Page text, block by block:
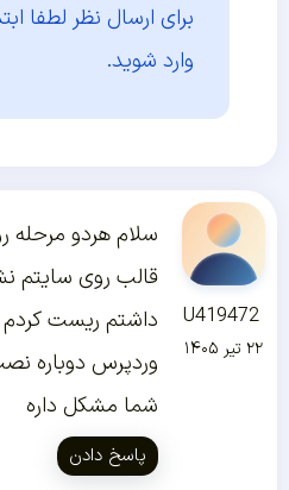
برای ارسال نظر لطفا
وارد شوید.
U419472
۲۲ تیر ۱۴۰۵
سلام هردو مرحله
قالب روی
داشتم ریست
وردپرس دوباره
شما مشکل داره
پاسخ دادن